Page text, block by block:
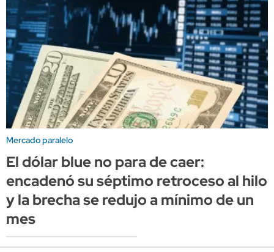
Mercado paralelo
El dólar blue no para de caer:
encadenó su séptimo retroceso al hilo
y la brecha se redujo a mínimo de un
mes